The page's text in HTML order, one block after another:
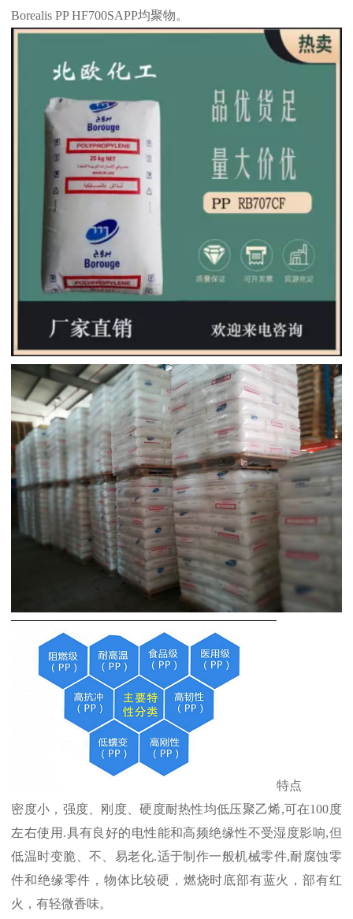
Borealis PP HF700SAPP均聚物。
特点
密度小，强度、刚度、硬度耐热性均低压聚乙烯,可在100度
左右使用 .具有良好的电性能和高频绝缘性不受湿度影响,但
低温时变脆、不、易老化.适于制作一般机械零件,耐腐蚀零
件和绝缘零件，物体比较硬，燃烧时底部有蓝火，部有红
火，有轻微香味。